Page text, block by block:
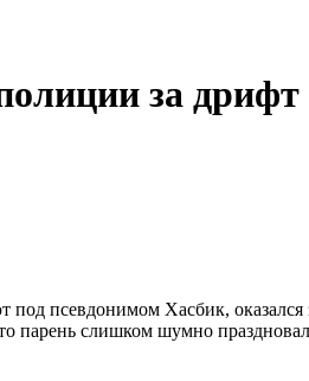
за дрифт
под псевдонимом Хасбик,
парень слишком шумно